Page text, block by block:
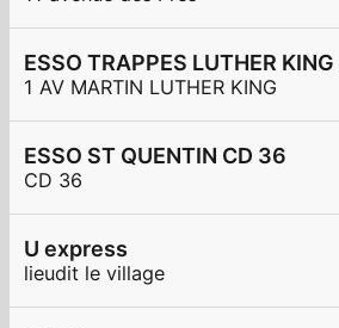
1 AV MARTIN LUTHER KING
ESSO ST QUENTIN CD 36
CD 36
U express
lieudit le village